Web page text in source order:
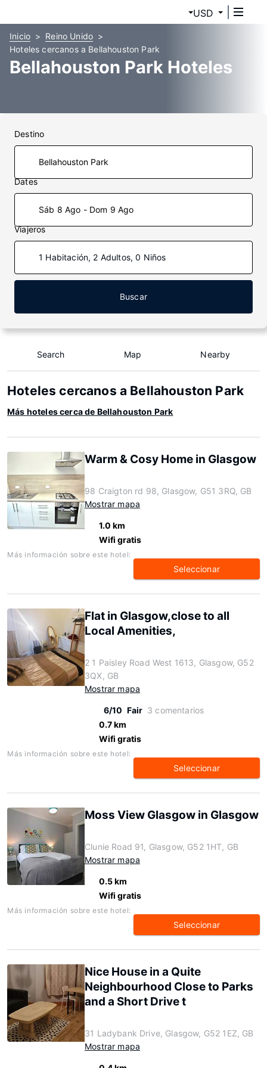
USD
Inicio
Reino Unido
Hoteles cercanos a Bellahouston Park
Bellahouston Park Hoteles
Destino
Dates
Sáb 8 Ago - Dom 9 Ago
Viajeros
1 Habitación, 2 Adultos, 0 Niños
Buscar
Search Map Nearby
Hoteles cercanos a Bellahouston Park
Más hoteles cerca de Bellahouston Park
Warm & Cosy Home in Glasgow
98 Craigton rd 98, Glasgow, G51 3RQ, GB
Mostrar mapa
1.0 km
Wifi gratis
Más información sobre este hotel:
Seleccionar
Flat in Glasgow,close to all
Local Amenities,
2 1 Paisley Road West 1613, Glasgow, G52
3QX, GB
Mostrar mapa
6/10 Fair 3 comentarios
0.7 km
Wifi gratis
Más información sobre este hotel:
Seleccionar
Moss View Glasgow in Glasgow
Clunie Road 91, Glasgow, G52 1HT, GB
Mostrar mapa
0.5 km
Wifi gratis
Más información sobre este hotel:
Seleccionar
Nice House in a Quite
Neighbourhood Close to Parks
and a Short Drive t
31 Ladybank Drive, Glasgow, G52 1EZ, GB
Mostrar mapa